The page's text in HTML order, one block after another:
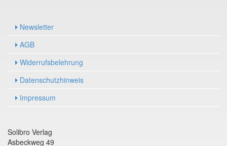
Newsletter
AGB
Widerrufsbelehrung
Datenschutzhinweis
Impressum
Solibro Verlag
Asbeckweg 49